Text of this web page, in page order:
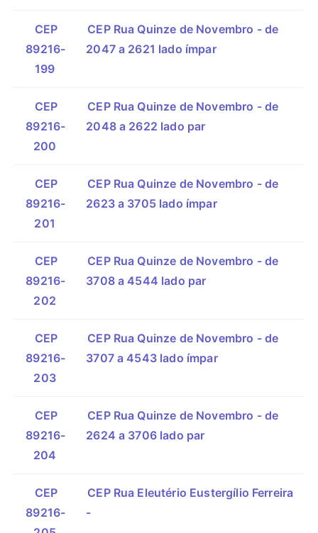
CEP
89216-
199
CEP Rua Quinze de Novembro - de
2047 a 2621 lado ímpar
CEP
89216-
200
CEP Rua Quinze de Novembro - de
2048 a 2622 lado par
CEP
89216-
201
CEP Rua Quinze de Novembro - de
2623 a 3705 lado ímpar
CEP
89216-
202
CEP Rua Quinze de Novembro - de
3708 a 4544 lado par
CEP
89216-
203
CEP Rua Quinze de Novembro - de
3707 a 4543 lado ímpar
CEP
89216-
204
CEP Rua Quinze de Novembro - de
2624 a 3706 lado par
CEP
89216-
CEP Rua Eleutério Eustergílio Ferreira
-